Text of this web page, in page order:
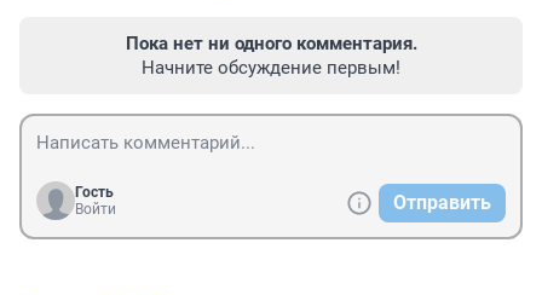
Пока нет ни одного комментария.
Начните обсуждение первым!
Гость
Войти
Отправить